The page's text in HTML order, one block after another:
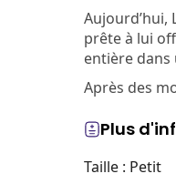
prête à lui
entière dans
Après des
Plus
Taille : Petit